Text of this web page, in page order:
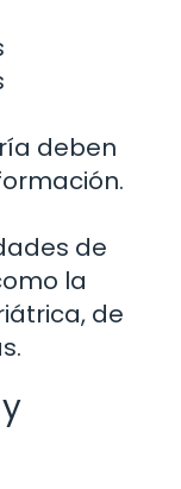
deben
de
la
de